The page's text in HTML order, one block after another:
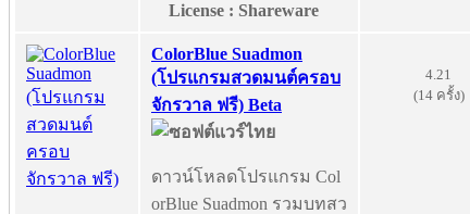
License : Shareware
ColorBlue Suadmon
(โปรแกรมสวดมนต์ครอบ
จักรวาล ฟรี) Beta
ดาวน์โหลดโปรแกรม Col
orBlue Suadmon รวมบทสว
4.21
(14 ครั้ง)